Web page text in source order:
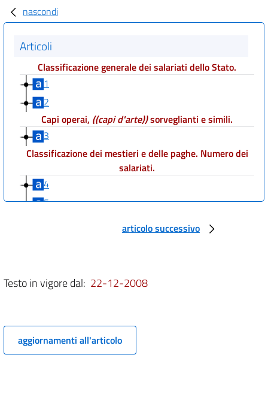
nascondi
Articoli
Classificazione generale dei salariati dello Stato.
1
2
Capi operai, ((capi d'arte))sorveglianti e simili.
3
Classificazione dei mestieri e delle paghe. Numero dei
salariati.
4
5
Indennità temporanee di caro viveri.
10
11
articolo successivo
Testo in vigore dal: 22-12-2008
aggiornamenti all'articolo